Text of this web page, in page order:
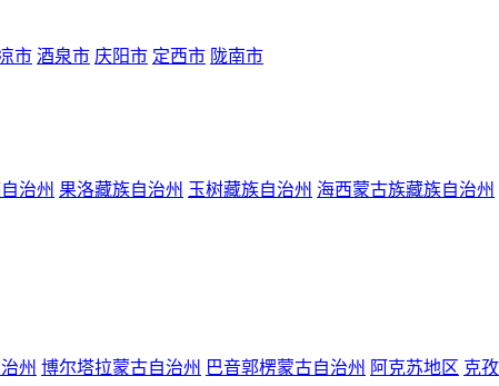
市 酒泉市 庆阳市 定西市 陇南市
治州 果洛藏族自治州 玉树藏族自治州 海西蒙古族藏族自治州
州 博尔塔拉蒙古自治州 巴音郭楞蒙古自治州 阿克苏地区 克